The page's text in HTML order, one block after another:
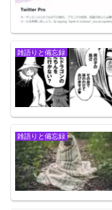
雑語りと備忘録
雑語りと備忘録